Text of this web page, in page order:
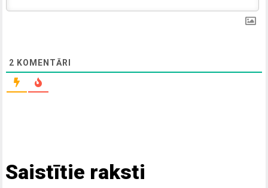
2 KOMENTĀRI
Saistītie raksti